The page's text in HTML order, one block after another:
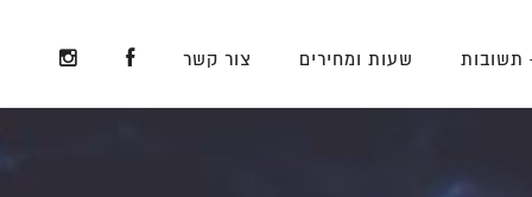
תשובות שעות ומחירים צור קשר